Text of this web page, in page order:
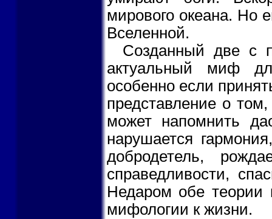
мирового океана. Но
Вселенной.
Созданный две с
актуальный миф
особенно если
представление о
может напомнить
нарушается
добродетель,
справедливости,
Недаром обе теории
мифологии к жизни.